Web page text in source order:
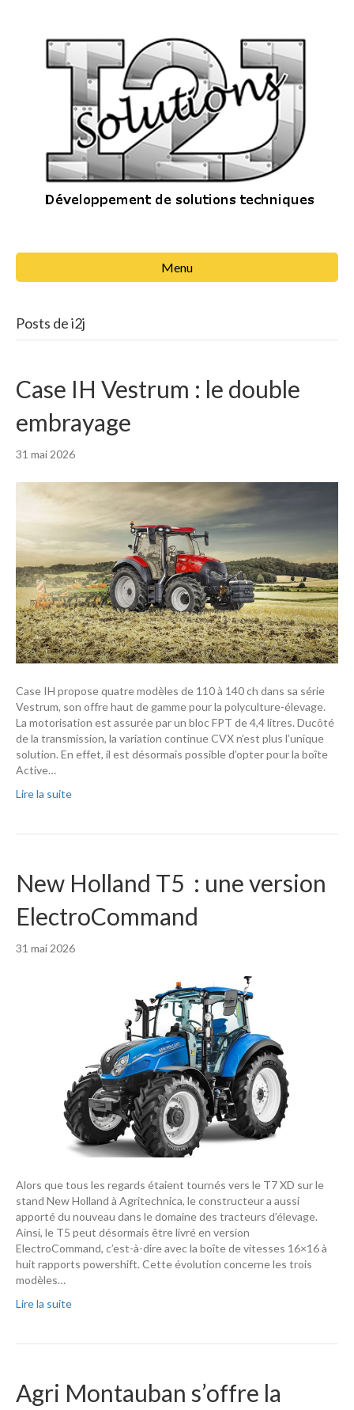
Menu
Posts de i2j
Case IH Vestrum : le double
embrayage
31 mai 2026
Case IH propose quatre modèles de 110 à 140 ch dans sa série
Vestrum, son offre haut de gamme pour la polyculture-élevage.
La motorisation est assurée par un bloc FPT de 4,4 litres. Ducôté
de la transmission, la variation continue CVX n’est plus l’unique
solution. En effet, il est désormais possible d’opter pour la boîte
Active…
Lire la suite
New Holland T5 : une version
ElectroCommand
31 mai 2026
Alors que tous les regards étaient tournés vers le T7 XD sur le
stand New Holland à Agritechnica, le constructeur a aussi
apporté du nouveau dans le domaine des tracteurs d’élevage.
Ainsi, le T5 peut désormais être livré en version
ElectroCommand, c’est-à-dire avec la boîte de vitesses 16×16 à
huit rapports powershift. Cette évolution concerne les trois
modèles…
Lire la suite
Agri Montauban s’offre la